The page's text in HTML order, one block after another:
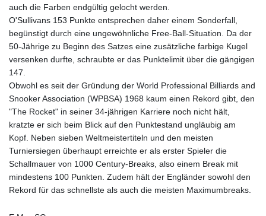
auch die Farben endgültig gelocht werden.
O'Sullivans 153 Punkte entsprechen daher einem Sonderfall,
begünstigt durch eine ungewöhnliche Free-Ball-Situation. Da der
50-Jährige zu Beginn des Satzes eine zusätzliche farbige Kugel
versenken durfte, schraubte er das Punktelimit über die gängigen
147.
Obwohl es seit der Gründung der World Professional Billiards and
Snooker Association (WPBSA) 1968 kaum einen Rekord gibt, den
"The Rocket" in seiner 34-jährigen Karriere noch nicht hält,
kratzte er sich beim Blick auf den Punktestand ungläubig am
Kopf. Neben sieben Weltmeistertiteln und den meisten
Turniersiegen überhaupt erreichte er als erster Spieler die
Schallmauer von 1000 Century-Breaks, also einem Break mit
mindestens 100 Punkten. Zudem hält der Engländer sowohl den
Rekord für das schnellste als auch die meisten Maximumbreaks.